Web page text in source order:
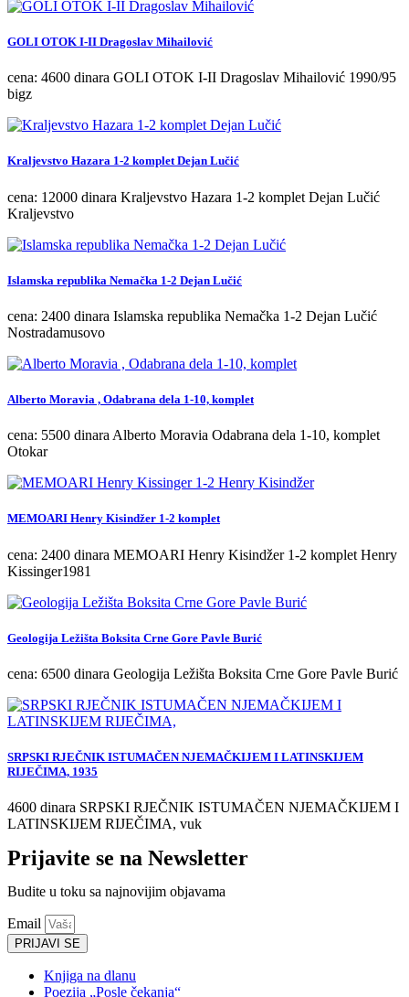
GOLI OTOK I-II Dragoslav Mihailović
cena: 4600 dinara GOLI OTOK I-II Dragoslav Mihailović 1990/95
bigz
Kraljevstvo Hazara 1-2 komplet Dejan Lučić
cena: 12000 dinara Kraljevstvo Hazara 1-2 komplet Dejan Lučić
Kraljevstvo
Islamska republika Nemačka 1-2 Dejan Lučić
cena: 2400 dinara Islamska republika Nemačka 1-2 Dejan Lučić
Nostradamusovo
Alberto Moravia , Odabrana dela 1-10, komplet
cena: 5500 dinara Alberto Moravia Odabrana dela 1-10, komplet
Otokar
MEMOARI Henry Kisindžer 1-2 komplet
cena: 2400 dinara MEMOARI Henry Kisindžer 1-2 komplet Henry
Kissinger1981
Geologija Ležišta Boksita Crne Gore Pavle Burić
cena: 6500 dinara Geologija Ležišta Boksita Crne Gore Pavle Burić
SRPSKI RJEČNIK ISTUMAČEN NJEMAČKIJEM I LATINSKIJEM
RIJEČIMA, 1935
4600 dinara SRPSKI RJEČNIK ISTUMAČEN NJEMAČKIJEM I
LATINSKIJEM RIJEČIMA, vuk
Prijavite se na Newsletter
Budite u toku sa najnovijim objavama
Email
PRIJAVI SE
Knjiga na dlanu
Poezija „Posle čekanja“